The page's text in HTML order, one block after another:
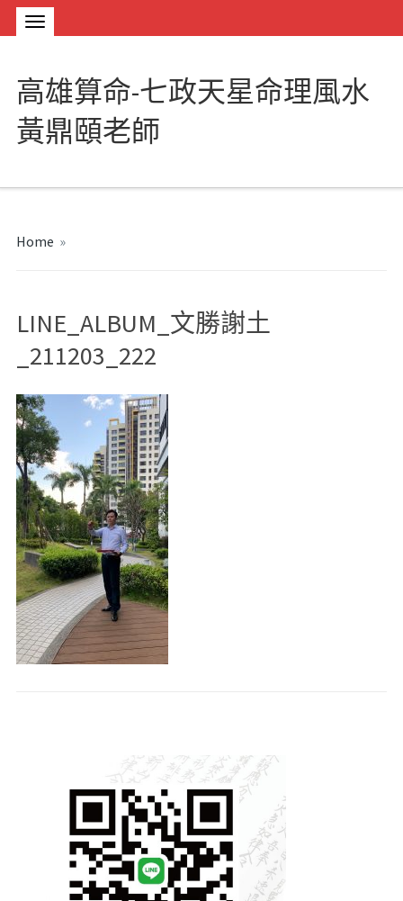
高雄算命-七政天星命理風水
黃鼎頤老師
Home »
LINE_ALBUM_文勝謝土
_211203_222